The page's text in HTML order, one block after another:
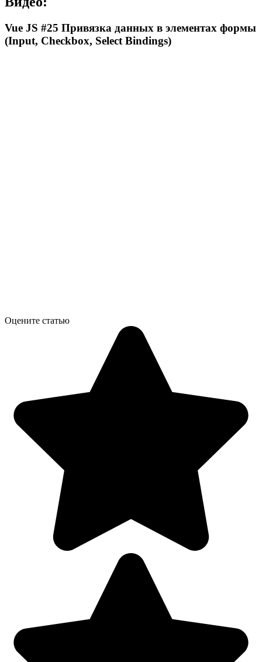
Vue JS #25 Привязка данных в элементах формы
(​Input, Checkbox, Select Bindings)
Оцените статью